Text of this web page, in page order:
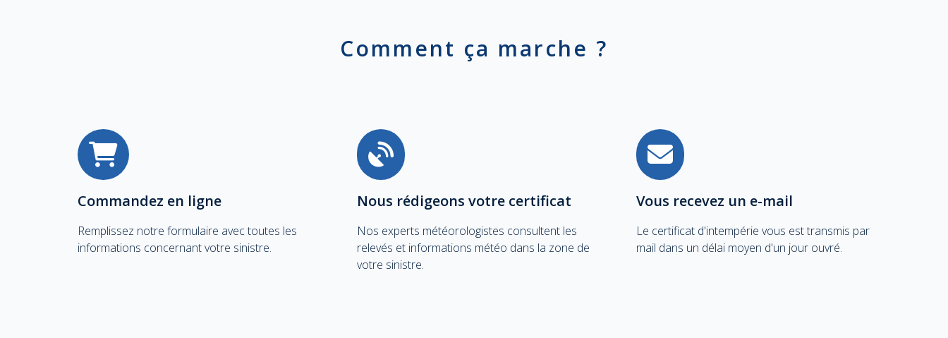
Comment ça marche ?
Commandez en ligne
Remplissez notre formulaire avec toutes les
informations concernant votre sinistre.
Nous rédigeons votre certificat
Nos experts météorologistes consultent les
relevés et informations météo dans la zone de
votre sinistre.
Vous recevez un e-mail
Le certificat d'intempérie vous est transmis par
mail dans un délai moyen d'un jour ouvré.